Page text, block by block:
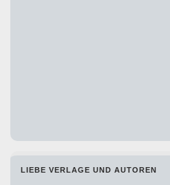
LIEBE VERLAGE UND AUTOREN